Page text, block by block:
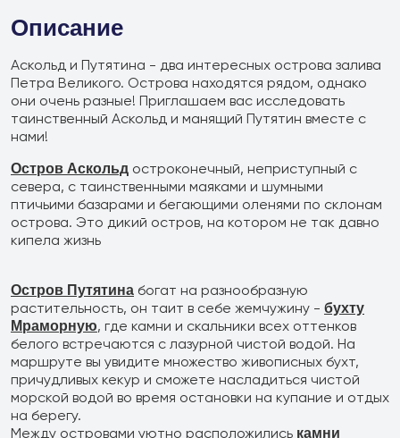
Детские экскурсии
+7 (966) 286 54 19
Туры в Китай
+7 (966) 272 14 20
Описание
Аскольд и Путятина - два интересных острова залива
Петра Великого. Острова находятся рядом, однако
они очень разные! Приглашаем вас исследовать
таинственный Аскольд и манящий Путятин вместе с
нами!
Остров Аскольд остроконечный, неприступный с
севера, с таинственными маяками и шумными
птичьими базарами и бегающими оленями по склонам
острова. Это дикий остров, на котором не так давно
кипела жизнь
Остров Путятина богат на разнообразную
растительность, он таит в себе жемчужину - бухту
Мраморную, где камни и скальники всех оттенков
белого встречаются с лазурной чистой водой. На
маршруте вы увидите множество живописных бухт,
причудливых кекур и сможете насладиться чистой
морской водой во время остановки на купание и отдых
на берегу.
Между островами уютно расположились камни